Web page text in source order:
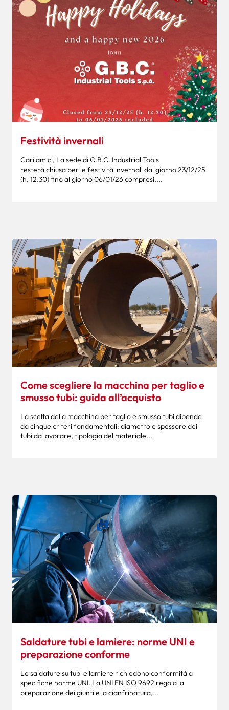
Festività invernali
Cari amici, La sede di G.B.C. Industrial Tools
resterà chiusa per le festività invernali dal giorno 23/12/25
(h. 12.30) fino al giorno 06/01/26 compresi....
Come scegliere la macchina per taglio e
smusso tubi: guida all’acquisto
La scelta della macchina per taglio e smusso tubi dipende
da cinque criteri fondamentali: diametro e spessore dei
tubi da lavorare, tipologia del materiale...
Saldature tubi e lamiere: norme UNI e
preparazione conforme
Le saldature su tubi e lamiere richiedono conformità a
specifiche norme UNI. La UNI EN ISO 9692 regola la
preparazione dei giunti e la cianfrinatura,...